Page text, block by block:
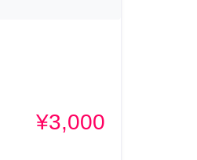
¥3,000